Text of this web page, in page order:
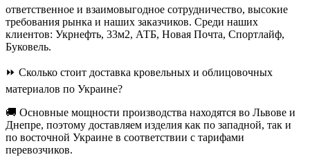
ответственное и взаимовыгодное сотрудничество, высокие
требования рынка и наших заказчиков. Среди наших
клиентов: Укрнефть, 33м2, АТБ, Новая Почта, Спортлайф,
Буковель.
⏩ Сколько стоит доставка кровельных и облицовочных
материалов по Украине?
🚚 Основные мощности производства находятся во Львове и
Днепре, поэтому доставляем изделия как по западной, так и
по восточной Украине в соответствии с тарифами
перевозчиков.